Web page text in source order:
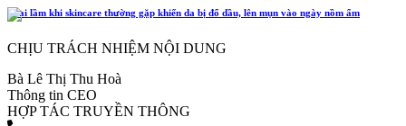
4 sai lầm khi skincare thường gặp khiến da bị đổ dầu, lên mụn vào ngày nồm ẩm
CHỊU TRÁCH NHIỆM NỘI DUNG
Bà Lê Thị Thu Hoà
Thông tin CEO
HỢP TÁC TRUYỀN THÔNG